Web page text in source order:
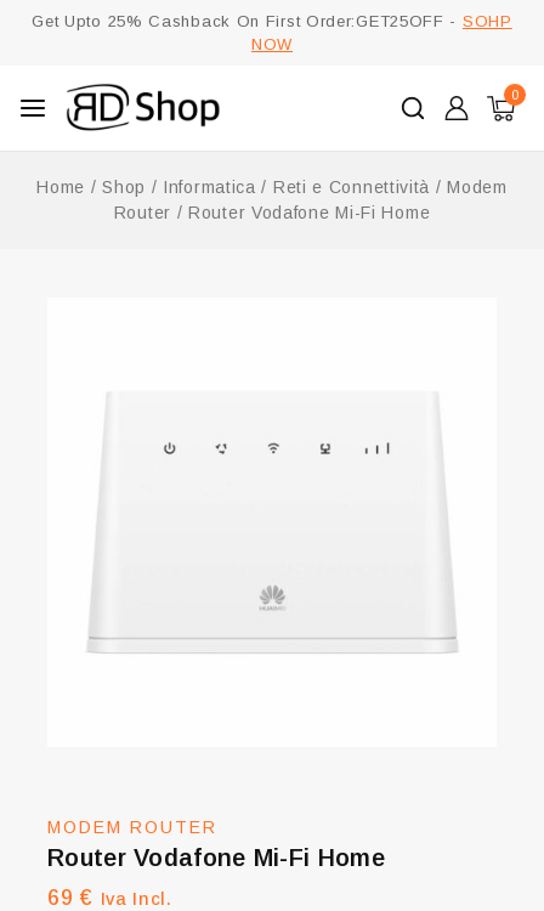
Get Upto 25% Cashback On First Order:GET25OFF - SOHP
NOW
0
Home / Shop / Informatica / Reti e Connettività / Modem
Router / Router Vodafone Mi-Fi Home
MODEM ROUTER
Router Vodafone Mi-Fi Home
69€ Iva Incl.